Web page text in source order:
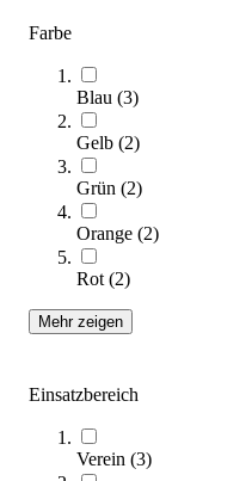
Farbe
Blau (3)
Gelb (2)
Grün (2)
Orange (2)
Rot (2)
Mehr zeigen
Einsatzbereich
Verein (3)
Faltbarer Spielertunnel
Preis auf Anfrage
Zum Produkt